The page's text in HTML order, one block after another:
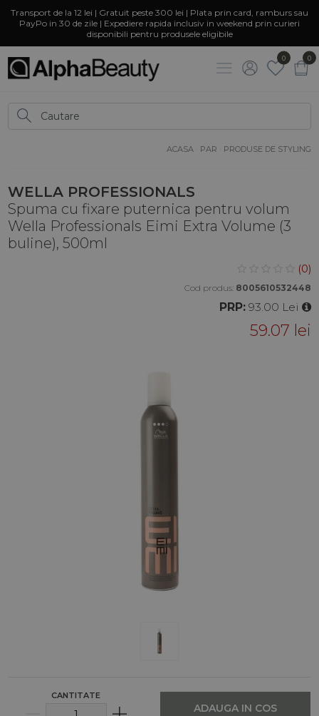
Transport de la 12 lei | Gratuit peste 300 lei | Plata prin card, ramburs sau
PayPo in 30 de zile | Expediere rapida inclusiv in weekend prin curieri
disponibili pentru produsele eligibile
0 0
ACASA · PAR · PRODUSE DE STYLING
WELLA PROFESSIONALS
Spuma cu fixare puternica pentru volum
Wella Professionals Eimi Extra Volume (3
buline), 500ml
(0)
Cod produs: 8005610532448
PRP:93.00 Lei
59.07 lei
CANTITATE
ADAUGA IN COS